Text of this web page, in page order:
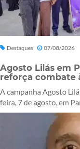
Destaques 07/08/2026
Agosto Lilás em
reforça combate
A campanha Agosto
feira, 7 de agosto, em